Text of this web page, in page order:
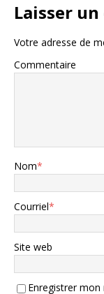
Laisser
Votre adresse de
Commentaire
Nom*
Courriel*
Site web
Enregistrer